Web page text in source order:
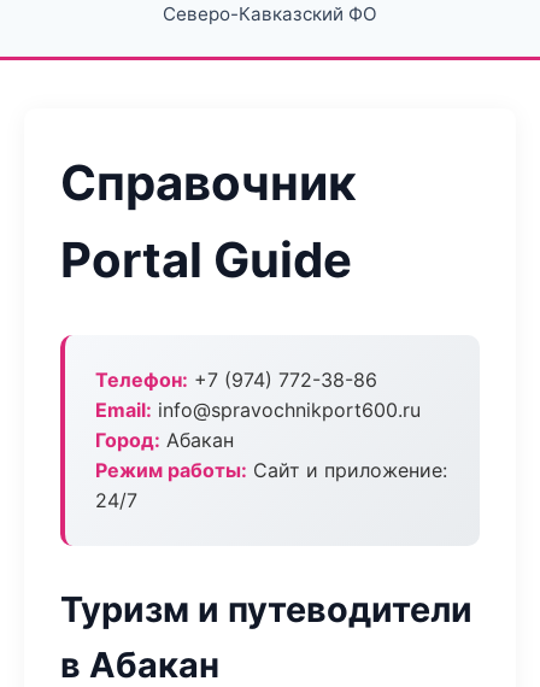
Северо-Кавказский ФО
Справочник
Portal Guide
Телефон: +7 (974) 772-38-86
Email: info@spravochnikport600.ru
Город: Абакан
Режим работы: Сайт и приложение:
24/7
Туризм и путеводители
в Абакан